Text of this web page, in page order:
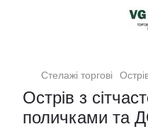
Стелажі торгові
Острів з
поличками та